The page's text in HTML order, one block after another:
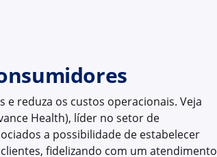
reduza os custos operacionais. Veja
Health), líder no setor de
a possibilidade de estabelecer
fidelizando com um atendimento